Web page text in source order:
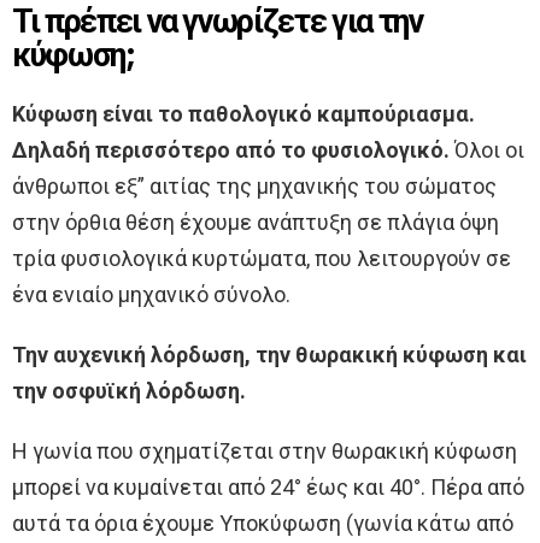
Τι πρέπει να γνωρίζετε για την
κύφωση;
Κύφωση είναι το παθολογικό καμπούριασμα.
Δηλαδή περισσότερο από το φυσιολογικό.Όλοι οι
άνθρωποι εξ” αιτίας της μηχανικής του σώματος
στην όρθια θέση έχουμε ανάπτυξη σε πλάγια όψη
τρία φυσιολογικά κυρτώματα, που λειτουργούν σε
ένα ενιαίο μηχανικό σύνολο.
Την αυχενική λόρδωση, την θωρακική κύφωση και
την οσφυϊκή λόρδωση.
Η γωνία που σχηματίζεται στην θωρακική κύφωση
μπορεί να κυμαίνεται από 24° έως και 40°. Πέρα από
αυτά τα όρια έχουμε Υποκύφωση (γωνία κάτω από